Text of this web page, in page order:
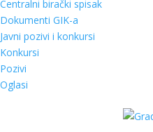
Centralni birački spisak
Dokumenti GIK-a
Javni pozivi i konkursi
Konkursi
Pozivi
Oglasi